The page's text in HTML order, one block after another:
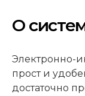
О
Электронно-
прост и
достаточно